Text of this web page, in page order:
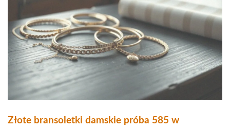
Złote bransoletki damskie próba 585 w